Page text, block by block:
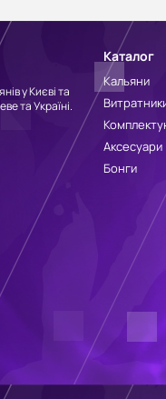
у Києві та
та Україні.
Каталог
Кальяни
Аксесуари
Бонги